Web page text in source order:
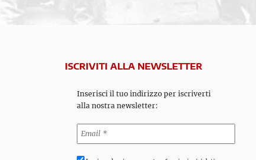
ISCRIVITI ALLA NEWSLETTER
Inserisci il tuo indirizzo per iscriverti
alla nostra newsletter: